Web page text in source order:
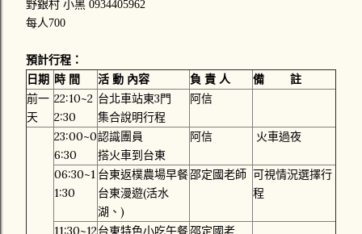
野銀村 小黑 0934405962
每人700
預計行程：
日期 時 間 活 動 內容 負 責 人
備 註
前一
天
22:10~2
2:30
台北車站東3門
集合說明行程
阿信
23:00~0
6:30
認識團員
搭火車到台東
阿信 火車過夜
06:30~1
1:30
台東返樸農場早餐
台東漫遊(活水
湖、)
邵定國老師 可視情況選擇行
程
11:30~12台東特色小吃午餐邵定國老